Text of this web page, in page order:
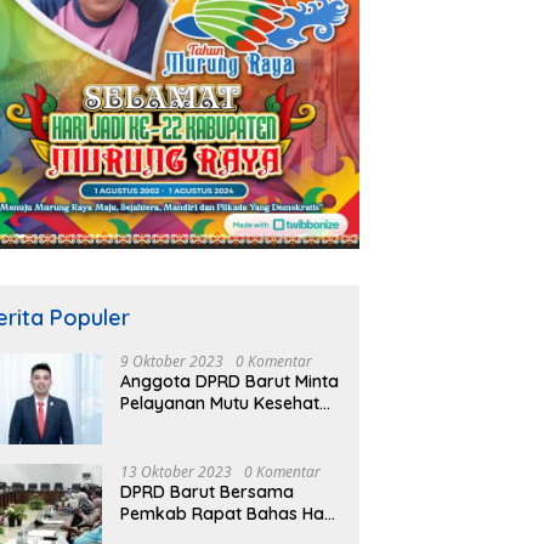
Populer
9 Oktober 2023 0 Komentar
Anggota DPRD Barut Minta
Pelayanan Mutu Kesehatan
13 Oktober 2023 0 Komentar
DPRD Barut Bersama
Pemkab Rapat Bahas Hasil